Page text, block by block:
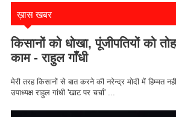
ख़ास खबर
किसानों को धोखा, पूंजीपतियों को
काम - राहुल गाँधी
मेरी तरह किसानों से बात करने की नरेन्द्र मोदी में हिम्मत
उपाध्यक्ष राहुल गांधी 'खाट पर चर्चा' ...